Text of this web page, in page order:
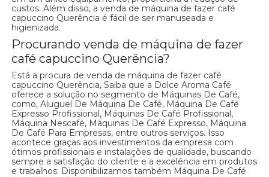
custos. Além disso, a venda de máquina de fazer café
capuccino Querência é fácil de ser manuseada e
higienizada.
Procurando venda de máquina de fazer
café capuccino Querência?
Está a procura de venda de máquina de fazer café
capuccino Querência, Saiba que a Dolce Aroma Café
oferece a solução no segmento de Máquinas De Café,
como, Aluguel De Máquina De Café, Máquina De Café
Expresso Profissional, Máquinas De Café Profissional,
Máquina Nescafé, Máquinas De Café Expresso, Máquina
De Café Para Empresas, entre outros serviços. Isso
acontece graças aos investimentos da empresa com
ótimos profissionais e instalações de qualidade, buscando
sempre a satisfação do cliente e a excelência em produtos
e trabalhos. Disponibilizamos também Máquina De Café